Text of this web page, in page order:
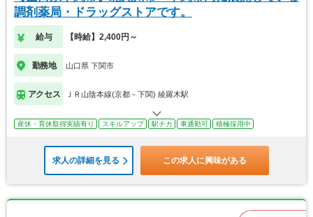
調剤薬局・ドラッグストアです。
給与 【時給】2,400円～
勤務地 山口県 下関市
アクセス ＪＲ山陰本線(京都－下関) 綾羅木駅
産休・育休取得実績有り スキルアップ 駅チカ 車通勤可 積極採用中
求人の詳細を見る この求人に興味がある